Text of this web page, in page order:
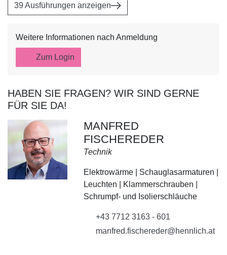
39 Ausführungen anzeigen
Weitere Informationen nach Anmeldung
Zum Login
HABEN SIE FRAGEN? WIR SIND GERNE
FÜR SIE DA!
MANFRED
FISCHEREDER
Technik
Elektrowärme | Schauglasarmaturen |
Leuchten | Klammerschrauben |
Schrumpf- und Isolierschläuche
+43 7712 3163 - 601
manfred.fischereder@hennlich.at